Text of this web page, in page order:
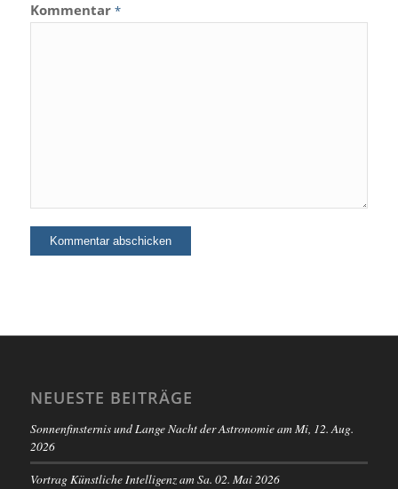
Kommentar *
NEUESTE BEITRÄGE
Sonnenfinsternis und Lange Nacht der Astronomie am Mi, 12. Aug.
2026
Vortrag Künstliche Intelligenz am Sa. 02. Mai 2026